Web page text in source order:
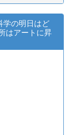
学の明日はど
はアートに昇